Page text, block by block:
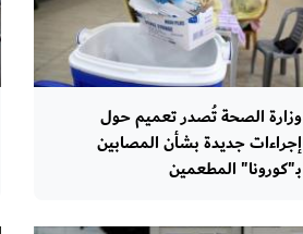
وزارة الصحة تُصدر تعميم حول
إجراءات جديدة بشأن المصابين
بـ"كورونا" المطعمين